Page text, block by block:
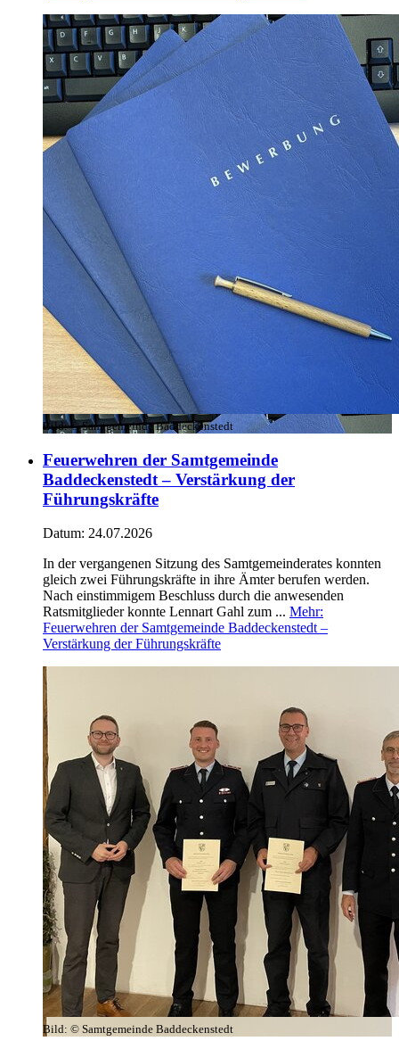
Bild:© Samtgemeinde Baddeckenstedt
Feuerwehren der Samtgemeinde
Baddeckenstedt – Verstärkung der
Führungskräfte
Datum: 24.07.2026
In der vergangenen Sitzung des Samtgemeinderates konnten
gleich zwei Führungskräfte in ihre Ämter berufen werden.
Nach einstimmigem Beschluss durch die anwesenden
Ratsmitglieder konnte Lennart Gahl zum ... Mehr:
Feuerwehren der Samtgemeinde Baddeckenstedt –
Verstärkung der Führungskräfte
Bild: © Samtgemeinde Baddeckenstedt